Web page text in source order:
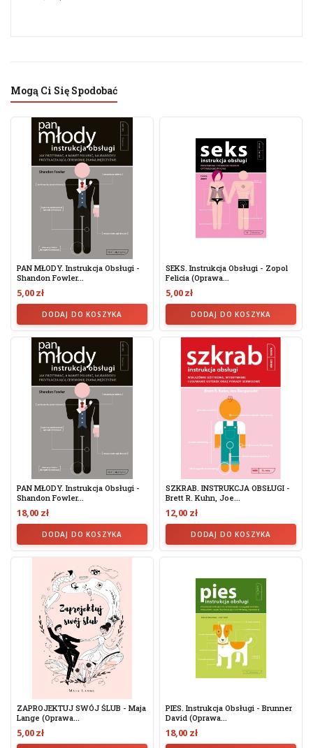
Mogą Ci Się Spodobać
PAN MŁODY. Instrukcja Obsługi -
Shandon Fowler...
5,00 zł
DODAJ DO KOSZYKA
SEKS. Instrukcja Obsługi - Zopol
Felicia (oprawa...
5,00 zł
DODAJ DO KOSZYKA
PAN MŁODY. Instrukcja Obsługi -
Shandon Fowler...
18,00 zł
DODAJ DO KOSZYKA
SZKRAB. INSTRUKCJA OBSŁUGI -
Brett R. Kuhn, Joe...
12,00 zł
DODAJ DO KOSZYKA
ZAPROJEKTUJ SWÓJ ŚLUB - Maja
Lange (oprawa...
5,00 zł
PIES. Instrukcja Obsługi - Brunner
David (oprawa...
18,00 zł